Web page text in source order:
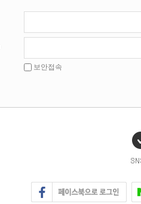
보안접속